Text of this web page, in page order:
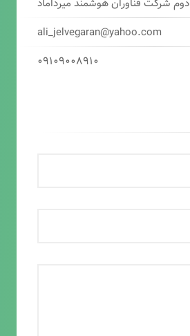
ali_jelvegaran@yahoo.com
۰۹۱۰۹۰۰۸۹۱۰